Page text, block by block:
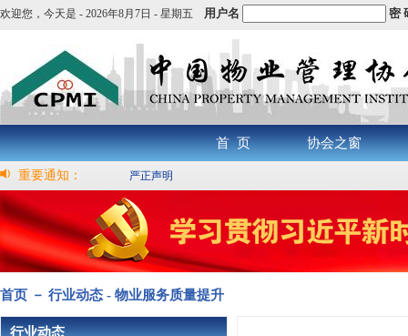
欢迎您， 今天是 - 2026年8月7日 - 星期五 用户名 密
首 页 协会之窗
重要通知： 严正声明
首页 － 行业动态 - 物业服务质量提升
行业动态